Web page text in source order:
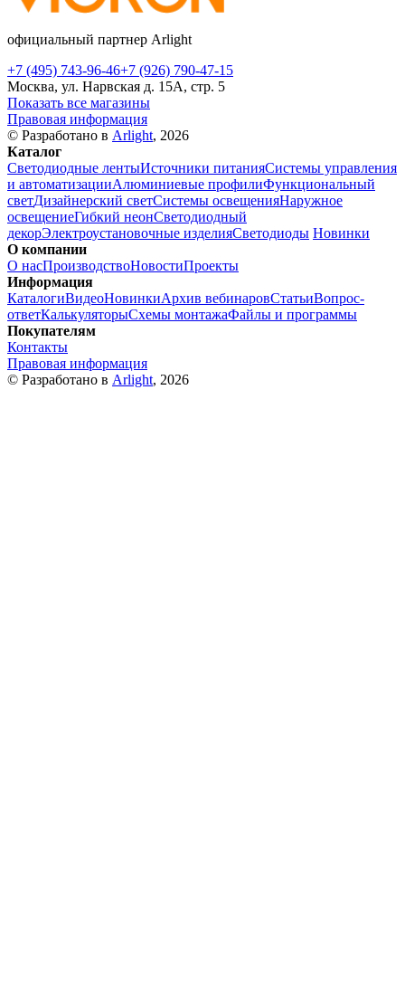
официальный партнер Arlight
+7 (495) 743-96-46+7 (926) 790-47-15
Москва, ул. Нарвская д. 15А, стр. 5
Показать все магазины
Правовая информация
© Разработано в Arlight, 2026
Каталог
Светодиодные лентыИсточники питанияСистемы управления
и автоматизацииАлюминиевые профилиФункциональный
светДизайнерский светСистемы освещенияНаружное
освещениеГибкий неонСветодиодный
декорЭлектроустановочные изделияСветодиоды Новинки
О компании
О насПроизводствоНовостиПроекты
Информация
КаталогиВидеоНовинкиАрхив вебинаровСтатьиВопрос-
ответКалькуляторыСхемы монтажаФайлы и программы
Покупателям
Контакты
Правовая информация
© Разработано в Arlight, 2026